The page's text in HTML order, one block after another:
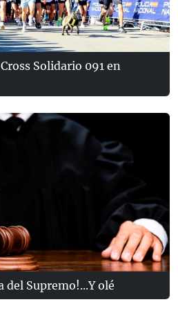
Solidario 091 en
del Supremo!...Y olé